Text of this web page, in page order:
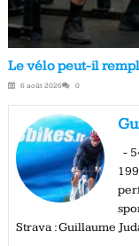
Le vélo peut-il
6 août 2026 0
-
Strava : Guillaume